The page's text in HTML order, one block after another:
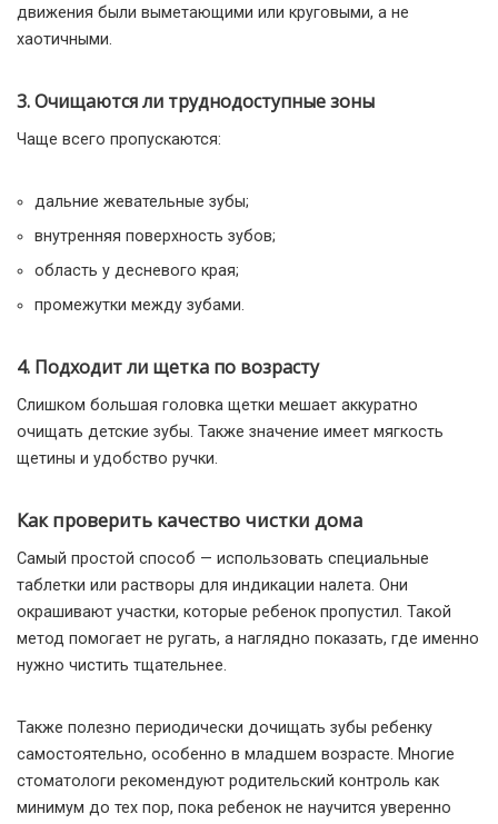
движения были выметающими или круговыми, а не
хаотичными.
3. Очищаются ли труднодоступные зоны
Чаще всего пропускаются:
дальние жевательные зубы;
внутренняя поверхность зубов;
область у десневого края;
промежутки между зубами.
4. Подходит ли щетка по возрасту
Слишком большая головка щетки мешает аккуратно
очищать детские зубы. Также значение имеет мягкость
щетины и удобство ручки.
Как проверить качество чистки дома
Самый простой способ — использовать специальные
таблетки или растворы для индикации налета. Они
окрашивают участки, которые ребенок пропустил. Такой
метод помогает не ругать, а наглядно показать, где именно
нужно чистить тщательнее.
Также полезно периодически дочищать зубы ребенку
самостоятельно, особенно в младшем возрасте. Многие
стоматологи рекомендуют родительский контроль как
минимум до тех пор, пока ребенок не научится уверенно